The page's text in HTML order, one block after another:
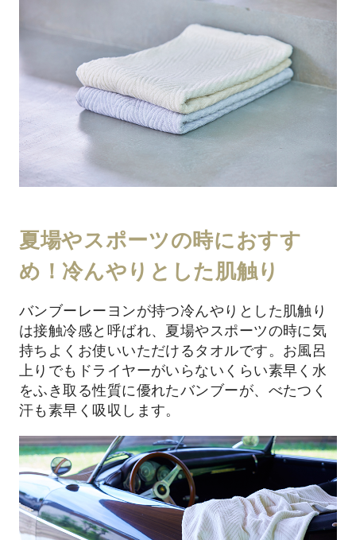
夏場やスポーツの時におすす
め！冷んやりとした肌触り
バンブーレーヨンが持つ冷んやりとした肌触り
は接触冷感と呼ばれ、夏場やスポーツの時に気
持ちよくお使いいただけるタオルです。お風呂
上りでもドライヤーがいらないくらい素早く水
をふき取る性質に優れたバンブーが、べたつく
汗も素早く吸収します。